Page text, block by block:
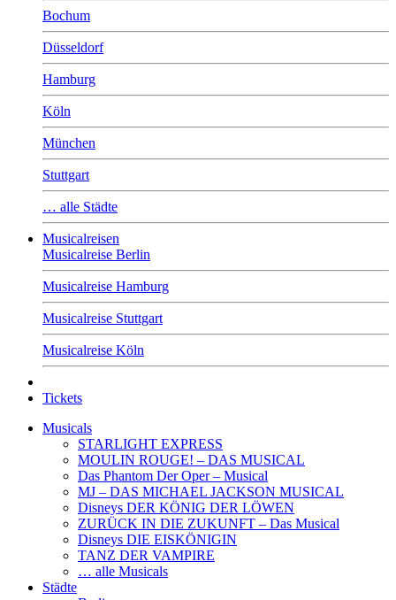
Bochum
Düsseldorf
Hamburg
Köln
München
Stuttgart
… alle Städte
Musicalreisen
Musicalreise Berlin
Musicalreise Hamburg
Musicalreise Stuttgart
Musicalreise Köln
Tickets
Musicals
STARLIGHT EXPRESS
MOULIN ROUGE! – DAS MUSICAL
Das Phantom Der Oper – Musical
MJ – DAS MICHAEL JACKSON MUSICAL
Disneys DER KÖNIG DER LÖWEN
ZURÜCK IN DIE ZUKUNFT – Das Musical
Disneys DIE EISKÖNIGIN
TANZ DER VAMPIRE
… alle Musicals
Städte